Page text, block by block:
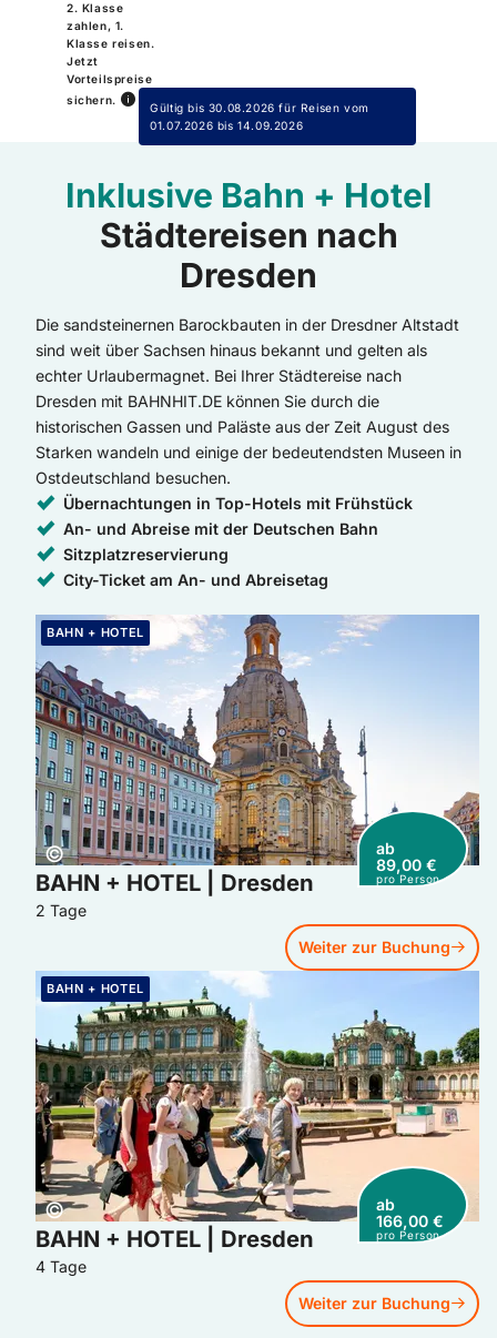
2. Klasse
zahlen, 1.
Klasse reisen.
Jetzt
Vorteilspreise
sichern.
Gültig bis 30.08.2026 für Reisen vom
01.07.2026 bis 14.09.2026
Inklusive Bahn + Hotel
Städtereisen nach
Dresden
Die sandsteinernen Barockbauten in der Dresdner Altstadt
sind weit über Sachsen hinaus bekannt und gelten als
echter Urlaubermagnet. Bei Ihrer Städtereise nach
Dresden mit BAHNHIT.DE können Sie durch die
historischen Gassen und Paläste aus der Zeit August des
Starken wandeln und einige der bedeutendsten Museen in
Ostdeutschland besuchen.
Übernachtungen in Top-Hotels mit Frühstück
An- und Abreise mit der Deutschen Bahn
Sitzplatzreservierung
City-Ticket am An- und Abreisetag
Copyright:
©
BAHN + HOTEL
ab
89,00 €
pro Person
BAHN + HOTEL | Dresden
2 Tage
Weiter zur Buchung
Weiter zur Buchung: BAHN + HOTEL | Dresden
Copyright:
©
BAHN + HOTEL
ab
166,00 €
pro Person
BAHN + HOTEL | Dresden
4 Tage
Weiter zur Buchung
Weiter zur Buchung: BAHN + HOTEL | Dresden